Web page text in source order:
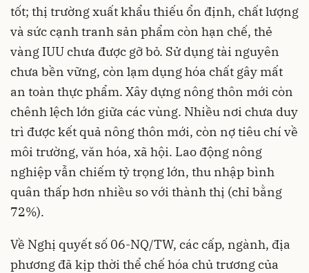
tốt; thị trường xuất khẩu thiếu ổn định, chất lượng
và sức cạnh tranh sản phẩm còn hạn chế, thẻ
vàng IUU chưa được gỡ bỏ. Sử dụng tài nguyên
chưa bền vững, còn lạm dụng hóa chất gây mất
an toàn thực phẩm. Xây dựng nông thôn mới còn
chênh lệch lớn giữa các vùng. Nhiều nơi chưa duy
trì được kết quả nông thôn mới, còn nợ tiêu chí về
môi trường, văn hóa, xã hội. Lao động nông
nghiệp vẫn chiếm tỷ trọng lớn, thu nhập bình
quân thấp hơn nhiều so với thành thị (chỉ bằng
72%).
Về Nghị quyết số 06-NQ/TW, các cấp, ngành, địa
phương đã kịp thời thể chế hóa chủ trương của